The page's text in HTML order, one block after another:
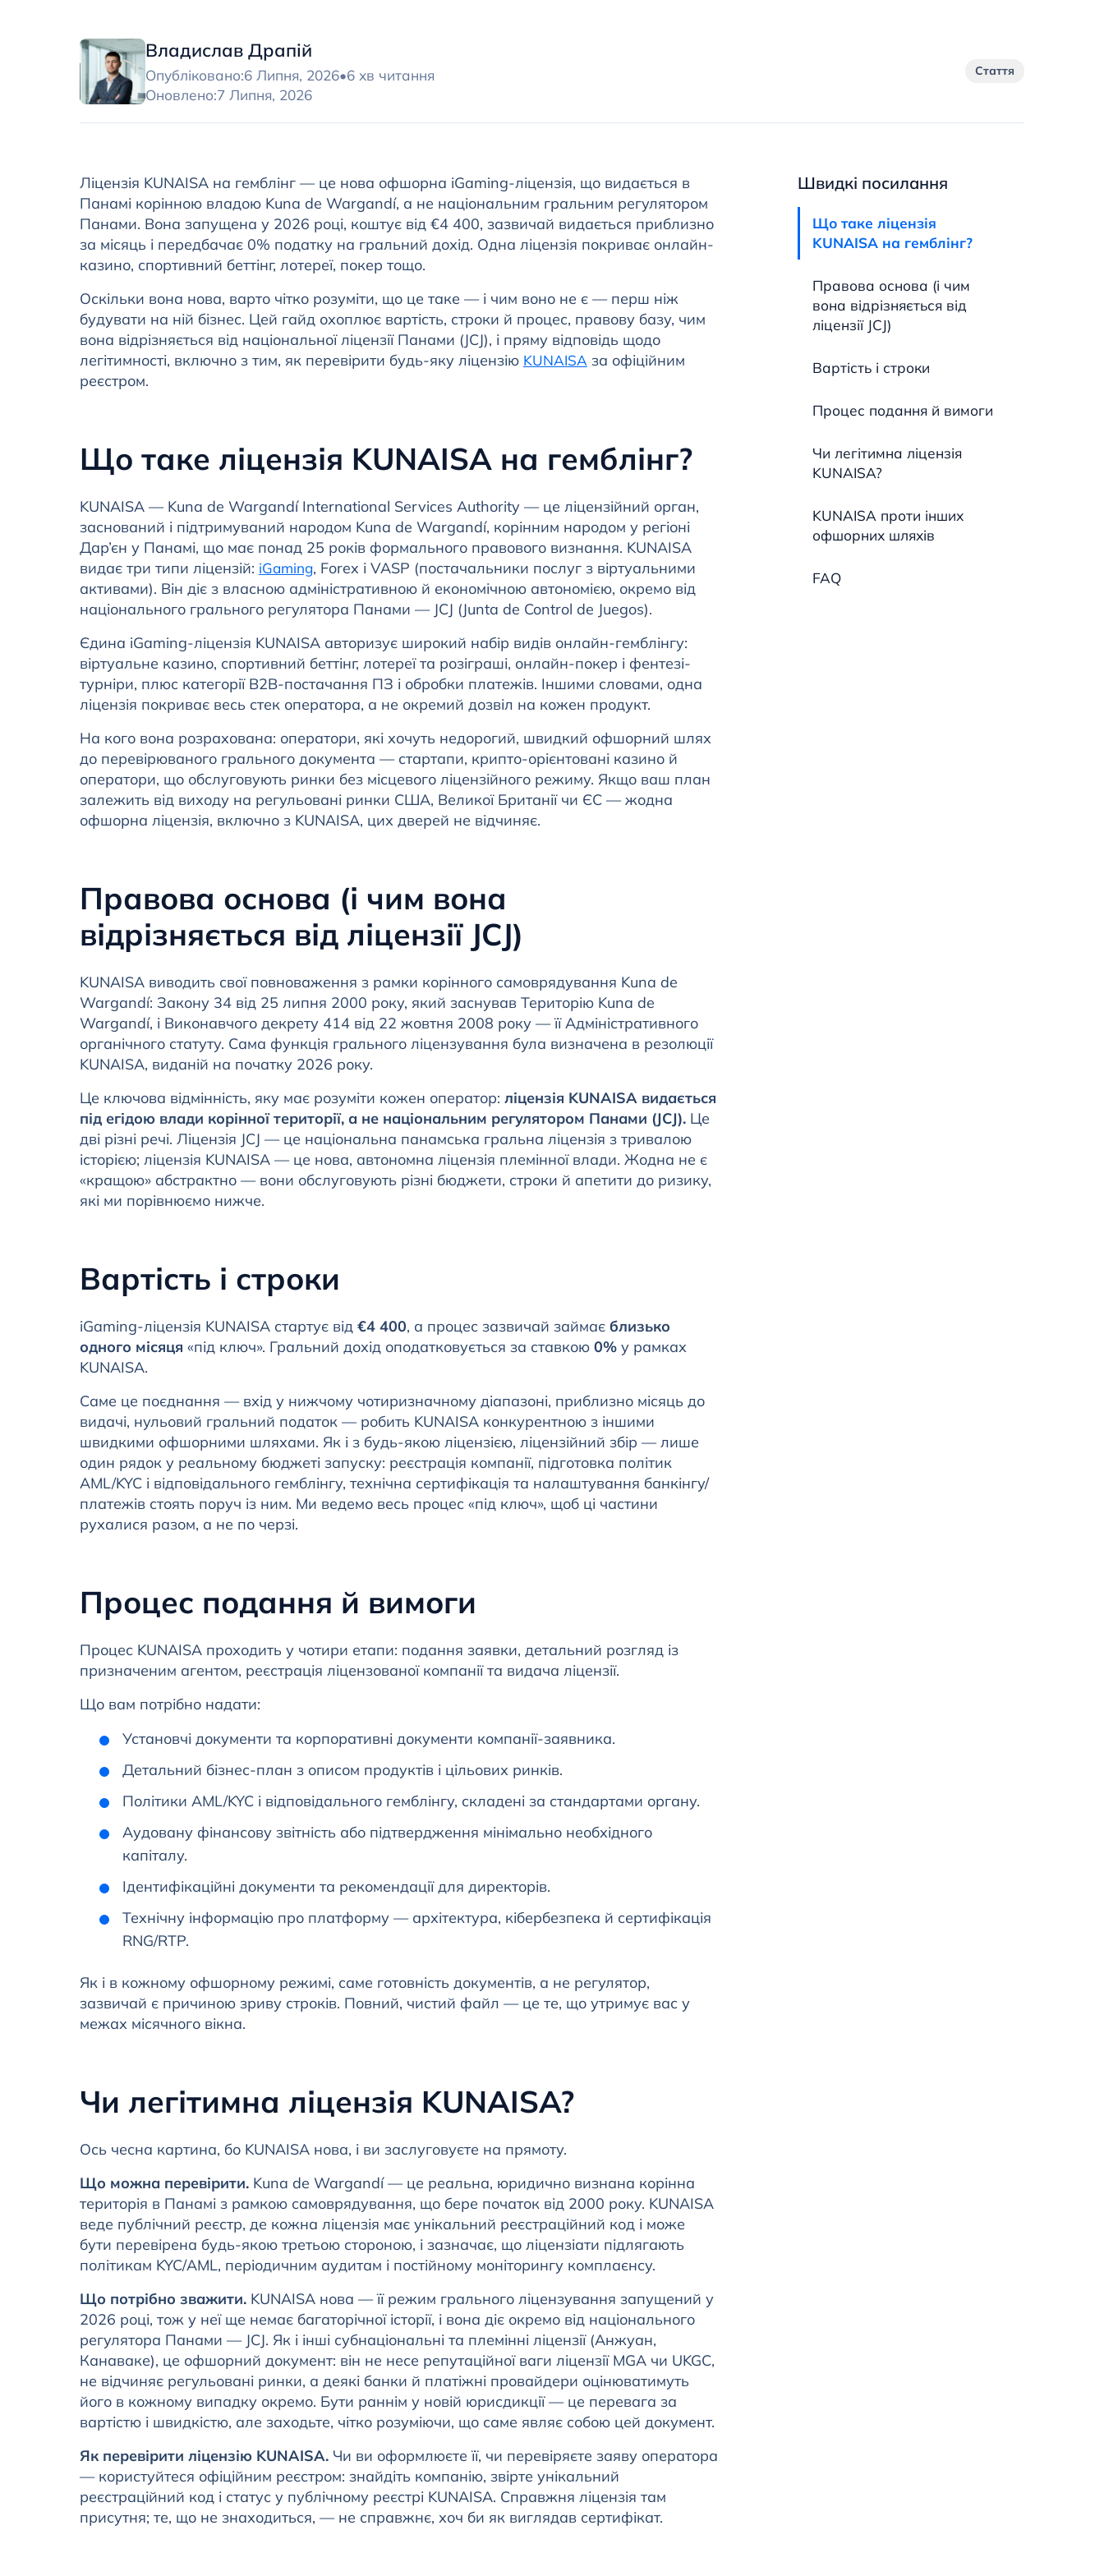
Владислав Драпій
Опубліковано:6 Липня, 2026•6 хв читання
Оновлено:7 Липня, 2026
Стаття
Ліцензія KUNAISA на гемблінг — це нова офшорна iGaming-ліцензія, що видається в
Панамі корінною владою Kuna de Wargandí, а не національним гральним регулятором
Панами. Вона запущена у 2026 році, коштує від €4 400, зазвичай видається приблизно
за місяць і передбачає 0% податку на гральний дохід. Одна ліцензія покриває онлайн-
казино, спортивний беттінг, лотереї, покер тощо.
Оскільки вона нова, варто чітко розуміти, що це таке — і чим воно не є — перш ніж
будувати на ній бізнес. Цей гайд охоплює вартість, строки й процес, правову базу, чим
вона відрізняється від національної ліцензії Панами (JCJ), і пряму відповідь щодо
легітимності, включно з тим, як перевірити будь-яку ліцензію KUNAISA за офіційним
реєстром.
Що таке ліцензія KUNAISA на гемблінг?
KUNAISA — Kuna de Wargandí International Services Authority — це ліцензійний орган,
заснований і підтримуваний народом Kuna de Wargandí, корінним народом у регіоні
Дар’єн у Панамі, що має понад 25 років формального правового визнання. KUNAISA
видає три типи ліцензій: iGaming, Forex і VASP (постачальники послуг з віртуальними
активами). Він діє з власною адміністративною й економічною автономією, окремо від
національного грального регулятора Панами — JCJ (Junta de Control de Juegos).
Єдина iGaming-ліцензія KUNAISA авторизує широкий набір видів онлайн-гемблінгу:
віртуальне казино, спортивний беттінг, лотереї та розіграші, онлайн-покер і фентезі-
турніри, плюс категорії B2B-постачання ПЗ і обробки платежів. Іншими словами, одна
ліцензія покриває весь стек оператора, а не окремий дозвіл на кожен продукт.
На кого вона розрахована: оператори, які хочуть недорогий, швидкий офшорний шлях
до перевірюваного грального документа — стартапи, крипто-орієнтовані казино й
оператори, що обслуговують ринки без місцевого ліцензійного режиму. Якщо ваш план
залежить від виходу на регульовані ринки США, Великої Британії чи ЄС — жодна
офшорна ліцензія, включно з KUNAISA, цих дверей не відчиняє.
Правова основа (і чим вона
відрізняється від ліцензії JCJ)
KUNAISA виводить свої повноваження з рамки корінного самоврядування Kuna de
Wargandí: Закону 34 від 25 липня 2000 року, який заснував Територію Kuna de
Wargandí, і Виконавчого декрету 414 від 22 жовтня 2008 року — її Адміністративного
органічного статуту. Сама функція грального ліцензування була визначена в резолюції
KUNAISA, виданій на початку 2026 року.
Це ключова відмінність, яку має розуміти кожен оператор: ліцензія KUNAISA видається
під егідою влади корінної території, а не національним регулятором Панами (JCJ).Це
дві різні речі. Ліцензія JCJ — це національна панамська гральна ліцензія з тривалою
історією; ліцензія KUNAISA — це нова, автономна ліцензія племінної влади. Жодна не є
«кращою» абстрактно — вони обслуговують різні бюджети, строки й апетити до ризику,
які ми порівнюємо нижче.
Вартість і строки
iGaming-ліцензія KUNAISA стартує від €4 400, а процес зазвичай займає близько
одного місяця «під ключ». Гральний дохід оподатковується за ставкою 0%у рамках
KUNAISA.
Саме це поєднання — вхід у нижчому чотиризначному діапазоні, приблизно місяць до
видачі, нульовий гральний податок — робить KUNAISA конкурентною з іншими
швидкими офшорними шляхами. Як і з будь-якою ліцензією, ліцензійний збір — лише
один рядок у реальному бюджеті запуску: реєстрація компанії, підготовка політик
AML/KYC і відповідального гемблінгу, технічна сертифікація та налаштування банкінгу/
платежів стоять поруч із ним. Ми ведемо весь процес «під ключ», щоб ці частини
рухалися разом, а не по черзі.
Процес подання й вимоги
Процес KUNAISA проходить у чотири етапи: подання заявки, детальний розгляд із
призначеним агентом, реєстрація ліцензованої компанії та видача ліцензії.
Що вам потрібно надати:
Установчі документи та корпоративні документи компанії-заявника.
Детальний бізнес-план з описом продуктів і цільових ринків.
Політики AML/KYC і відповідального гемблінгу, складені за стандартами органу.
Аудовану фінансову звітність або підтвердження мінімально необхідного
капіталу.
Ідентифікаційні документи та рекомендації для директорів.
Технічну інформацію про платформу — архітектура, кібербезпека й сертифікація
RNG/RTP.
Як і в кожному офшорному режимі, саме готовність документів, а не регулятор,
зазвичай є причиною зриву строків. Повний, чистий файл — це те, що утримує вас у
межах місячного вікна.
Чи легітимна ліцензія KUNAISA?
Ось чесна картина, бо KUNAISA нова, і ви заслуговуєте на прямоту.
Що можна перевірити.Kuna de Wargandí — це реальна, юридично визнана корінна
територія в Панамі з рамкою самоврядування, що бере початок від 2000 року. KUNAISA
веде публічний реєстр, де кожна ліцензія має унікальний реєстраційний код і може
бути перевірена будь-якою третьою стороною, і зазначає, що ліцензіати підлягають
політикам KYC/AML, періодичним аудитам і постійному моніторингу комплаєнсу.
Що потрібно зважити.KUNAISA нова — її режим грального ліцензування запущений у
2026 році, тож у неї ще немає багаторічної історії, і вона діє окремо від національного
регулятора Панами — JCJ. Як і інші субнаціональні та племінні ліцензії (Анжуан,
Канаваке), це офшорний документ: він не несе репутаційної ваги ліцензії MGA чи UKGC,
не відчиняє регульовані ринки, а деякі банки й платіжні провайдери оцінюватимуть
його в кожному випадку окремо. Бути раннім у новій юрисдикції — це перевага за
вартістю і швидкістю, але заходьте, чітко розуміючи, що саме являє собою цей документ.
Як перевірити ліцензію KUNAISA.Чи ви оформлюєте її, чи перевіряєте заяву оператора
— користуйтеся офіційним реєстром: знайдіть компанію, звірте унікальний
реєстраційний код і статус у публічному реєстрі KUNAISA. Справжня ліцензія там
присутня; те, що не знаходиться, — не справжнє, хоч би як виглядав сертифікат.
Швидкі посилання
Що таке ліцензія
KUNAISA на гемблінг?
Правова основа (і чим
вона відрізняється від
ліцензії JCJ)
Вартість і строки
Процес подання й вимоги
Чи легітимна ліцензія
KUNAISA?
KUNAISA проти інших
офшорних шляхів
FAQ